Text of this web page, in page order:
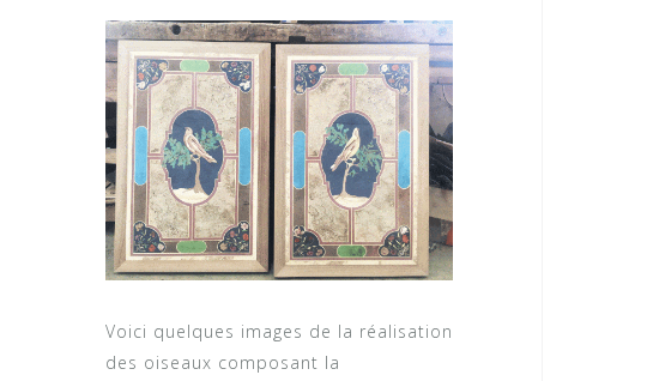
Voici quelques images de la réalisation
des oiseaux composant la